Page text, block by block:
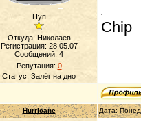
Нуп
Откуда: Николаев
Регистрация: 28.05.07
Сообщений: 4
Репутация: 0
Статус: Залёг на дно
Chip
Hurricane Дата: